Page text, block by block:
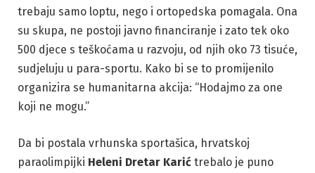
trebaju samo loptu, nego i ortopedska pomagala. Ona
su skupa, ne postoji javno financiranje i zato tek oko
500 djece s teškoćama u razvoju, od njih oko 73 tisuće,
sudjeluju u para-sportu. Kako bi se to promijenilo
organizira se humanitarna akcija: “Hodajmo za one
koji ne mogu.”
Da bi postala vrhunska sportašica, hrvatskoj
paraolimpijki Heleni Dretar Karić trebalo je puno